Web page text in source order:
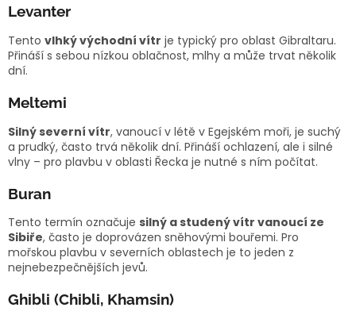
Levanter
Tento vlhký východní vítr je typický pro oblast Gibraltaru.
Přináší s sebou nízkou oblačnost, mlhy a může trvat několik
dní.
Meltemi
Silný severní vítr, vanoucí v létě v Egejském moři, je suchý
a prudký, často trvá několik dní. Přináší ochlazení, ale i silné
vlny – pro plavbu v oblasti Řecka je nutné s ním počítat.
Buran
Tento termín označuje silný a studený vítr vanoucí ze
Sibiře, často je doprovázen sněhovými bouřemi. Pro
mořskou plavbu v severních oblastech je to jeden z
nejnebezpečnějších jevů.
Ghibli (Chibli, Khamsin)